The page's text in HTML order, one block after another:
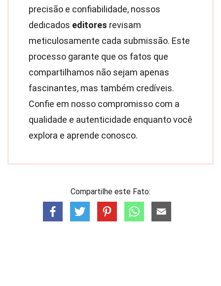
precisão e confiabilidade, nossos
dedicados editores revisam
meticulosamente cada submissão. Este
processo garante que os fatos que
compartilhamos não sejam apenas
fascinantes, mas também credíveis.
Confie em nosso compromisso com a
qualidade e autenticidade enquanto você
explora e aprende conosco.
Compartilhe este Fato: